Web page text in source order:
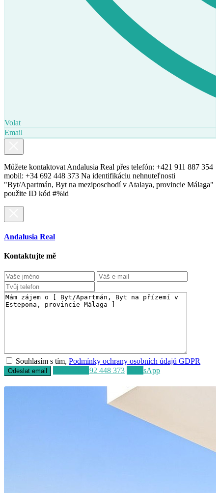
Volat
Email
Můžete kontaktovat Andalusia Real přes telefón: +421 911 887 354
mobil: +34 692 448 373 Na identifikáciu nehnuteľnosti
"Byt/Apartmán, Byt na meziposchodí v Atalaya, provincie Málaga"
použite ID kód #%id
Andalusia Real
Kontaktujte mě
Souhlasím s tím,Podmínky ochrany osobních údajů GDPR
+34 692 448 373 WhatsApp